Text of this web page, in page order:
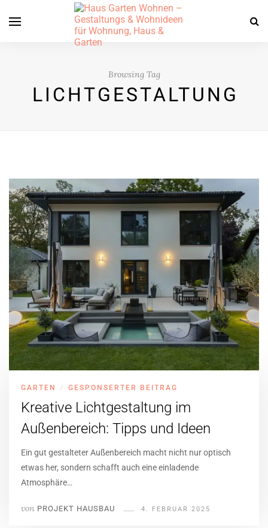
Browsing Tag
LICHTGESTALTUNG
GARTEN / GESPONSERTER BEITRAG
Kreative Lichtgestaltung im
Außenbereich: Tipps und Ideen
Ein gut gestalteter Außenbereich macht nicht nur optisch
etwas her, sondern schafft auch eine einladende
Atmosphäre…
von PROJEKT HAUSBAU 4. FEBRUAR 2025